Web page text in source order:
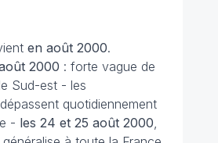
en août 2000.
2000 : forte vague de
Sud-est - les
quotidiennement
- les 24 et 25 août 2000